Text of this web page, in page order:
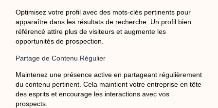
Optimisez votre profil avec des mots-clés pertinents pour
apparaître dans les résultats de recherche. Un profil bien
référencé attire plus de visiteurs et augmente les
opportunités de prospection.
Partage de Contenu Régulier
Maintenez une présence active en partageant régulièrement
du contenu pertinent. Cela maintient votre entreprise en tête
des esprits et encourage les interactions avec vos
prospects.